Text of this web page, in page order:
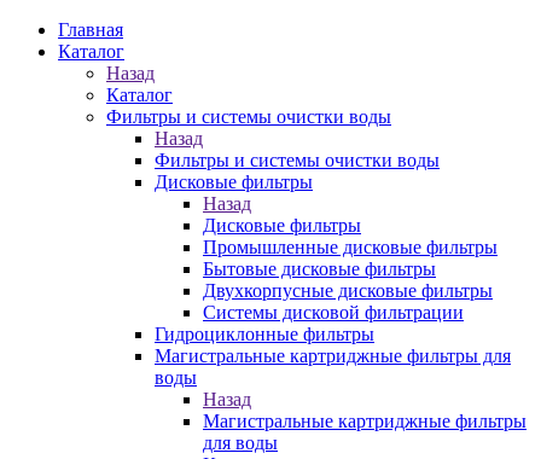
Главная
Каталог
Назад
Каталог
Фильтры и системы очистки воды
Назад
Фильтры и системы очистки воды
Дисковые фильтры
Назад
Дисковые фильтры
Промышленные дисковые фильтры
Бытовые дисковые фильтры
Двухкорпусные дисковые фильтры
Системы дисковой фильтрации
Гидроциклонные фильтры
Магистральные картриджные фильтры для
воды
Назад
Магистральные картриджные фильтры
для воды